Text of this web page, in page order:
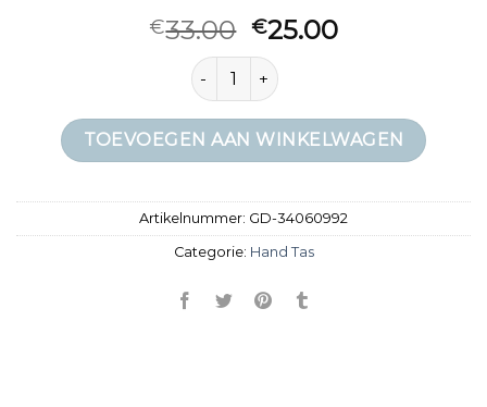
€33.00 €25.00
hand tas aantal
TOEVOEGEN AAN WINKELWAGEN
Artikelnummer: GD-34060992
Categorie: Hand Tas